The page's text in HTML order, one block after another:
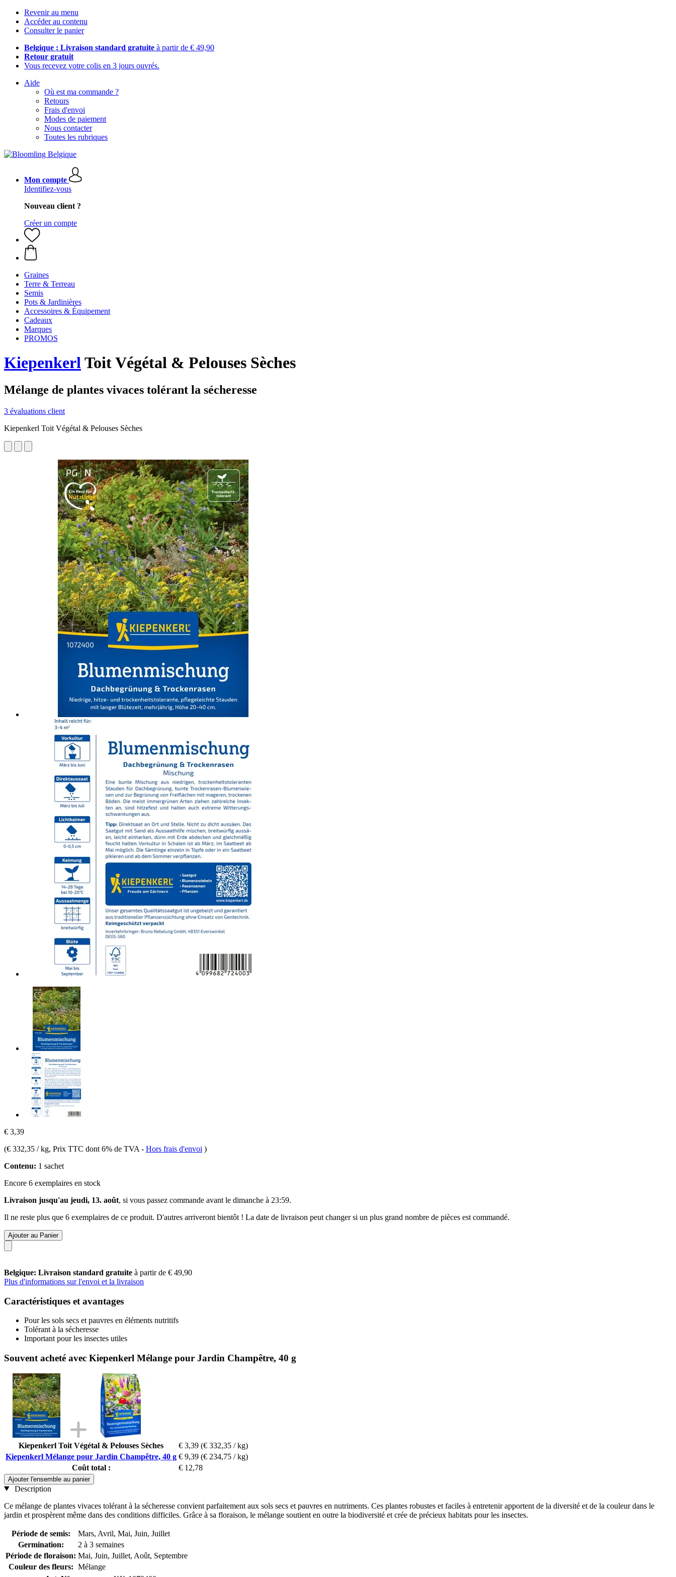
Revenir au menu
Accéder au contenu
Consulter le panier
Belgique : Livraison standard gratuite à partir de € 49,90
Retour gratuit
Vous recevez votre colis en 3 jours ouvrés.
Aide
Où est ma commande ?
Retours
Frais d'envoi
Modes de paiement
Nous contacter
Toutes les rubriques
Mon compte
Identifiez-vous
Nouveau client ?
Créer un compte
Graines
Terre & Terreau
Semis
Pots & Jardinières
Accessoires & Équipement
Cadeaux
Marques
PROMOS
KiepenkerlToit Végétal & Pelouses Sèches
Mélange de plantes vivaces tolérant la sécheresse
3 évaluations client
Kiepenkerl Toit Végétal & Pelouses Sèches
€ 3,39
(€ 332,35 / kg, Prix TTC dont 6% de TVA - Hors frais d'envoi )
Contenu: 1 sachet
Encore 6 exemplaires en stock
Livraison jusqu'au jeudi, 13. août, si vous passez commande avant le dimanche à 23:59.
Il ne reste plus que 6 exemplaires de ce produit. D'autres arriveront bientôt ! La date de livraison peut changer si un plus grand nombre de pièces est commandé.
Ajouter au Panier
Belgique: Livraison standard gratuite à partir de € 49,90
Plus d'informations sur l'envoi et la livraison
Caractéristiques et avantages
Pour les sols secs et pauvres en éléments nutritifs
Tolérant à la sécheresse
Important pour les insectes utiles
Souvent acheté avec Kiepenkerl Mélange pour Jardin Champêtre, 40 g
Kiepenkerl Toit Végétal & Pelouses Sèches € 3,39 (€ 332,35 / kg)
Kiepenkerl Mélange pour Jardin Champêtre, 40 g € 9,39 (€ 234,75 / kg)
Coût total :
€ 12,78
Ajouter l'ensemble au panier
Description
Ce mélange de plantes vivaces tolérant à la sécheresse convient parfaitement aux sols secs et pauvres en nutriments. Ces plantes robustes et faciles à entretenir apportent de la diversité et de la couleur dans le
jardin et prospèrent même dans des conditions difficiles. Grâce à sa floraison, le mélange soutient en outre la biodiversité et crée de précieux habitats pour les insectes.
Période de semis:
Mars, Avril, Mai, Juin, Juillet
Germination:
2 à 3 semaines
Période de floraison: Mai, Juin, Juillet, Août, Septembre
Couleur des fleurs: Mélange